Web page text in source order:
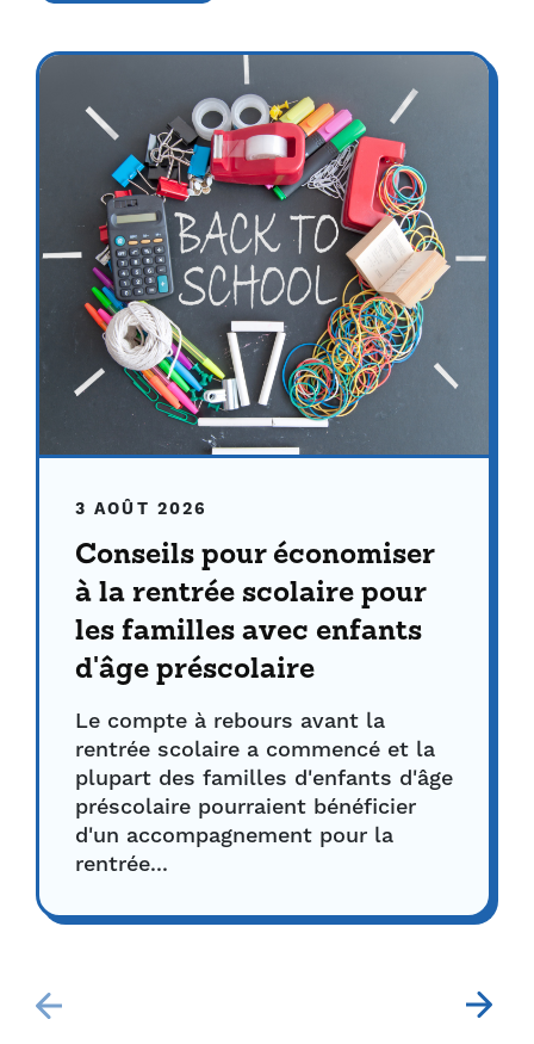
3 AOÛT 2026
Conseils pour économiser
à la rentrée scolaire pour
les familles avec enfants
d'âge préscolaire
Le compte à rebours avant la
rentrée scolaire a commencé et la
plupart des familles d'enfants d'âge
préscolaire pourraient bénéficier
d'un accompagnement pour la
rentrée...